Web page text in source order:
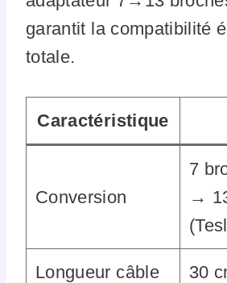
garantit la compatibilité
totale.
Caractéristique
Conversion
7
→
Longueur câble 30